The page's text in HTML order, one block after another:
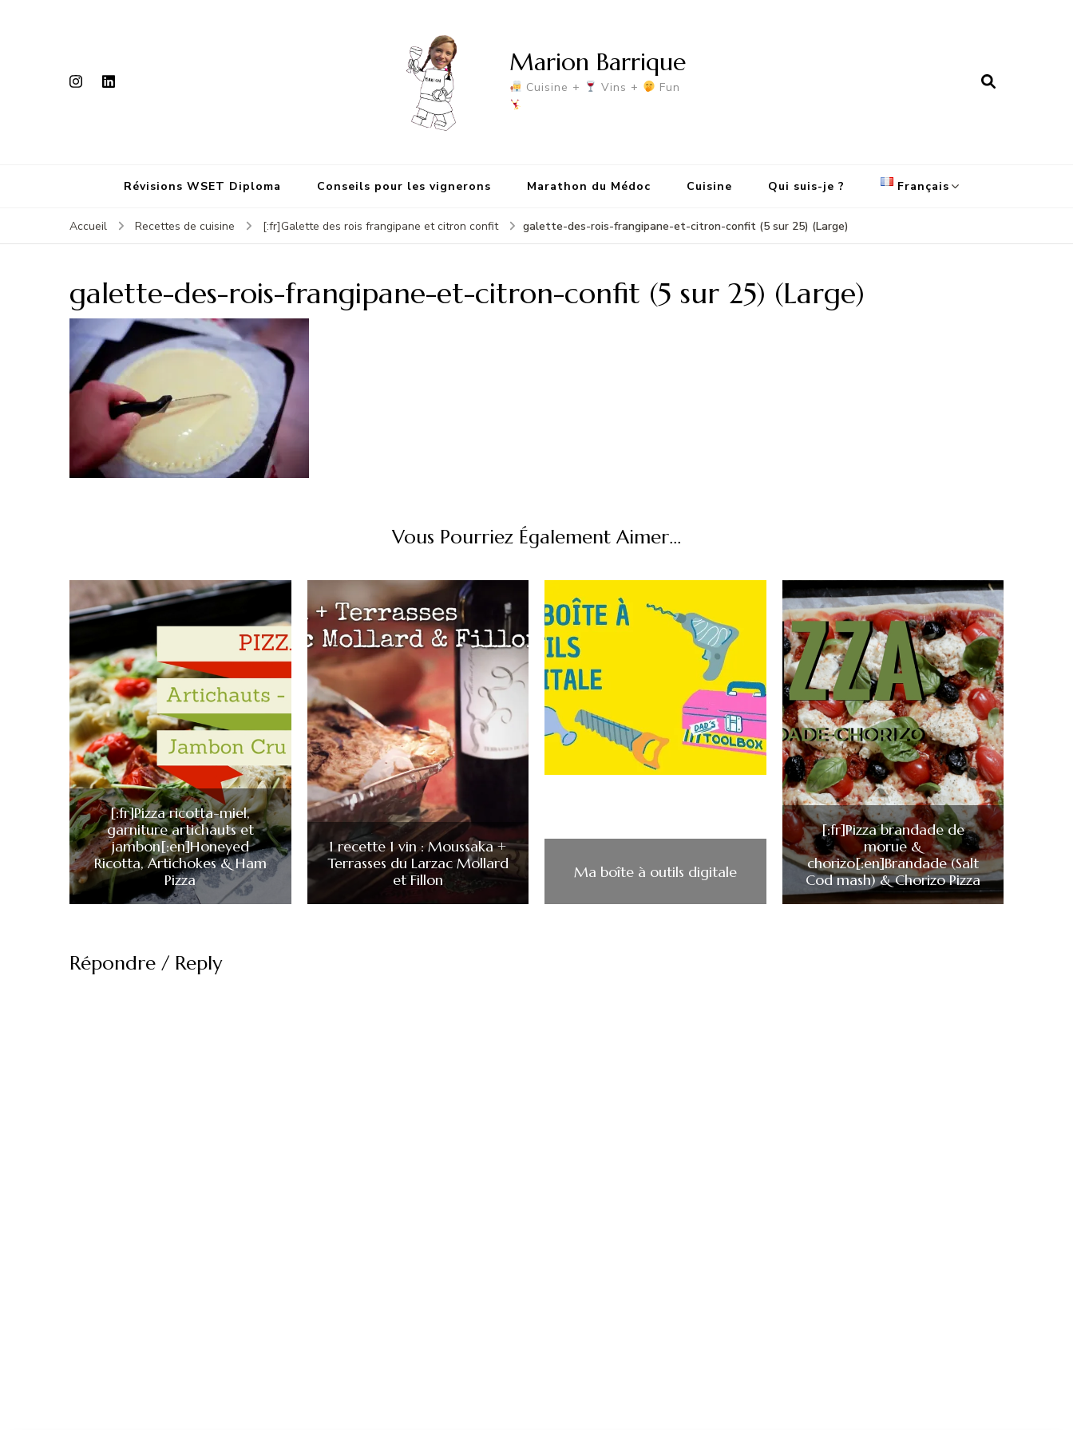
Marion Barrique
Cuisine + Vins + Fun
Révisions WSET Diploma Conseils pour les vignerons Marathon du Médoc Cuisine Qui suis-je ? Français
Accueil Recettes de cuisine [:fr]Galette des rois frangipane et citron confit galette-des-rois-frangipane-et-citron-confit (5 sur 25) (Large)
galette-des-rois-frangipane-et-citron-confit (5 sur 25) (Large)
Vous Pourriez Également Aimer...
[:fr]Pizza ricotta-miel,
garniture artichauts et
jambon[:en]Honeyed
Ricotta, Artichokes & Ham
Pizza
1 recette 1 vin : Moussaka +
Terrasses du Larzac Mollard
et Fillon
Ma boîte à outils digitale
[:fr]Pizza brandade de
morue &
chorizo[:en]Brandade (Salt
Cod mash) & Chorizo Pizza
Répondre / Reply